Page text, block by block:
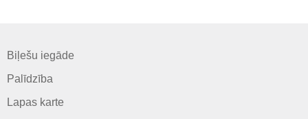
Biļešu iegāde
Palīdzība
Lapas karte